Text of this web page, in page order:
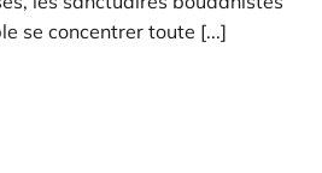
se concentrer toute [...]